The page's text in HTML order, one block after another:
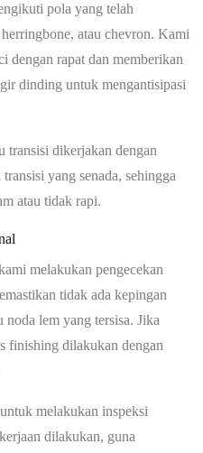
pola yang telah
atau chevron. Kami
dengan rapat dan memberikan
dinding untuk mengantisipasi
transisi dikerjakan dengan
yang senada, sehingga
atau tidak rapi.
melakukan pengecekan
tidak ada kepingan
lem yang tersisa. Jika
finishing dilakukan dengan
melakukan inspeksi
dilakukan, guna